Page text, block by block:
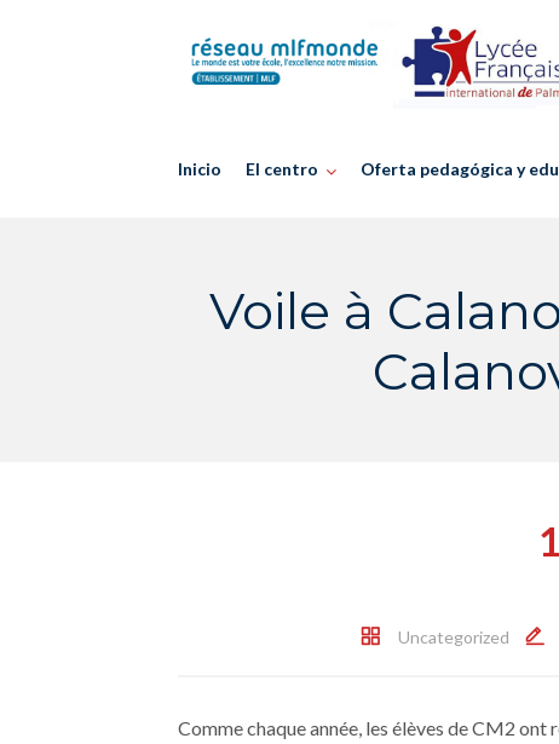
Inicio El centro Oferta pedagógica y
Voile à
Uncategorized
Comme chaque année, les élèves de CM2